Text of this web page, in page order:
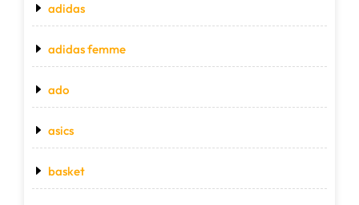
adidas
adidas femme
ado
asics
basket